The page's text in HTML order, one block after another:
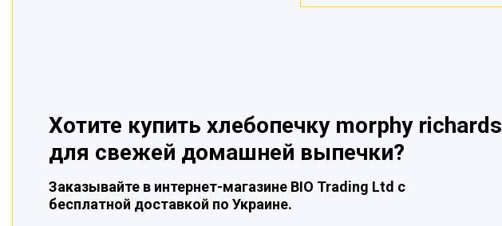
Хотите купить хлебопечку morphy richards
для свежей домашней выпечки?
Заказывайте в интернет-магазине BIO Trading Ltd с
бесплатной доставкой по Украине.